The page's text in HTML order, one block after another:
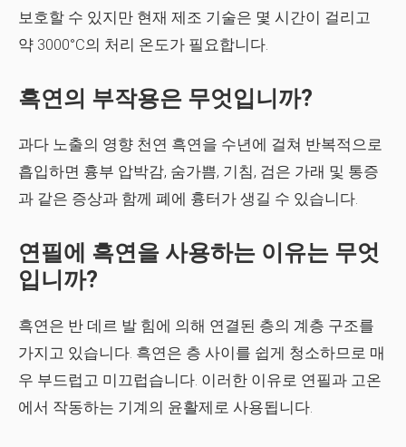
보호할 수 있지만 현재 제조 기술은 몇 시간이 걸리고
약 3000°C의 처리 온도가 필요합니다.
흑연의 부작용은 무엇입니까?
과다 노출의 영향 천연 흑연을 수년에 걸쳐 반복적으로
흡입하면 흉부 압박감, 숨가쁨, 기침, 검은 가래 및 통증
과 같은 증상과 함께 폐에 흉터가 생길 수 있습니다.
연필에 흑연을 사용하는 이유는 무엇
입니까?
흑연은 반 데르 발 힘에 의해 연결된 층의 계층 구조를
가지고 있습니다. 흑연은 층 사이를 쉽게 청소하므로 매
우 부드럽고 미끄럽습니다. 이러한 이유로 연필과 고온
에서 작동하는 기계의 윤활제로 사용됩니다.